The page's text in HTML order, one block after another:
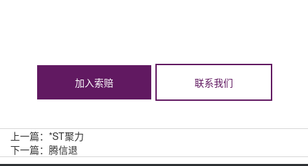
加入索赔 联系我们
上一篇： *ST聚力
下一篇： 腾信退